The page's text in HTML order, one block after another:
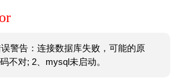
警告：连接数据库失败，可能的原
不对; 2、mysql未启动。